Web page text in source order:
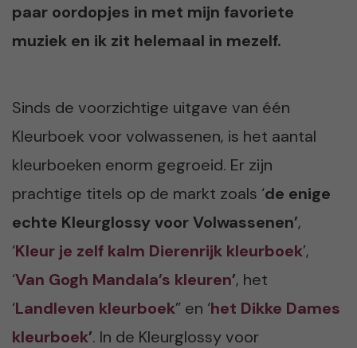
paar oordopjes in met mijn favoriete
muziek en ik zit helemaal in mezelf.
Sinds de voorzichtige uitgave van één
Kleurboek voor volwassenen, is het aantal
kleurboeken enorm gegroeid. Er zijn
prachtige titels op de markt zoals ‘de enige
echte Kleurglossy voor Volwassenen’,
‘Kleur je zelf kalm Dierenrijk kleurboek’,
‘Van Gogh Mandala’s kleuren’, het
‘Landleven kleurboek” en ‘het Dikke Dames
kleurboek’. In de Kleurglossy voor